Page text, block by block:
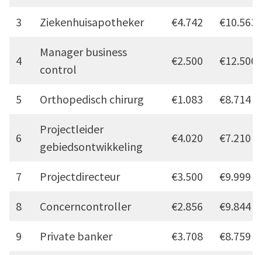
3 Ziekenhuisapotheker €4.742 €10.563
4
Manager business
control
€2.500 €12.500
5 Orthopedisch chirurg €1.083 €8.714
6
Projectleider
gebiedsontwikkeling
€4.020 €7.210
7 Projectdirecteur €3.500 €9.999
8 Concerncontroller €2.856 €9.844
9 Private banker €3.708 €8.759